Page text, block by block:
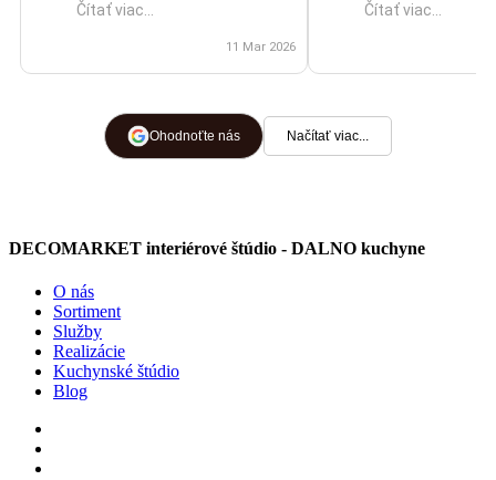
finálnu montáž. Oceňujem aj to, že
mi pripravili 3D vizualizáciu, vďaka
ktorej som si vedel lepšie
výrobou. Cena bola primeraná
náročnosti a počas celej
Montážnici boli šikovní, ochotní a
Všetko sa dalo bez problémov
dohodnúť a pri otázkach mi
všetko ochotne vysvetlili. Celý
proces prebehol bez problémov a
Čítať viac...
11 Mar 2026
výsledkom som
Čítať viac...
Ohodnoťte nás Načítať viac...
DECOMARKET interiérové štúdio - DALNO kuchyne
O nás
Sortiment
Služby
Realizácie
Kuchynské štúdio
Blog